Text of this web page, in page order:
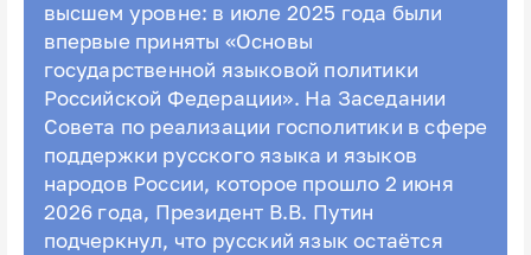
высшем уровне: в июле 2025 года были
впервые приняты «Основы
государственной языковой политики
Российской Федерации». На Заседании
Совета по реализации госполитики в сфере
поддержки русского языка и языков
народов России, которое прошло 2 июня
2026 года, Президент В.В. Путин
подчеркнул, что русский язык остаётся